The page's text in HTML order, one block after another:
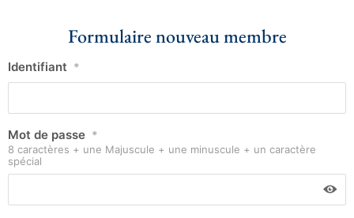
Formulaire nouveau membre
Identifiant *
Mot de passe *
8 caractères + une Majuscule + une minuscule + un caractère
spécial